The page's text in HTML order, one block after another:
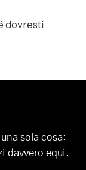
dovresti
sola cosa:
davvero equi.